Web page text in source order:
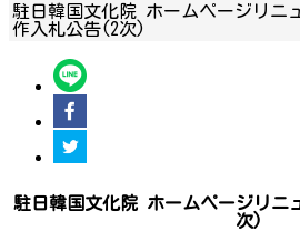
駐日韓国文化院 ホームページリニ
作入札公告(2次)
駐日韓国文化院 ホームページリニ
次)